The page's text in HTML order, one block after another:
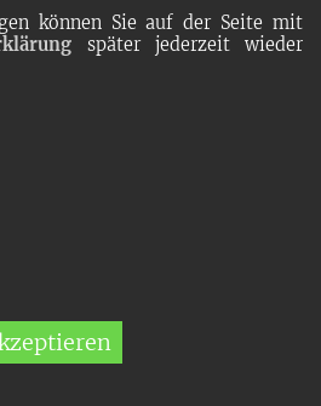
können Sie auf der Seite mit
später jederzeit wieder